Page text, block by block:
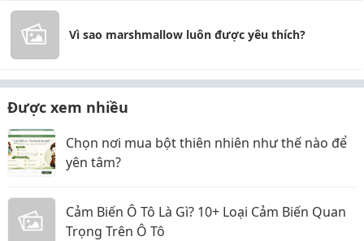
Vì sao marshmallow luôn được yêu thích?
Được xem nhiều
Chọn nơi mua bột thiên nhiên như thế nào để
yên tâm?
Cảm Biến Ô Tô Là Gì? 10+ Loại Cảm Biến Quan
Trọng Trên Ô Tô